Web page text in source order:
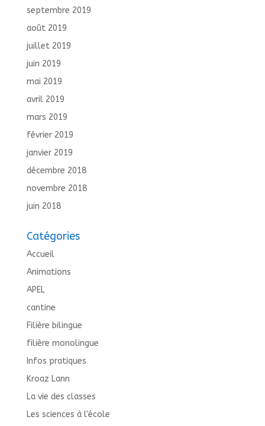
septembre 2019
août 2019
juillet 2019
juin 2019
mai 2019
avril 2019
mars 2019
février 2019
janvier 2019
décembre 2018
novembre 2018
juin 2018
Catégories
Accueil
Animations
APEL
cantine
Filière bilingue
filière monolingue
Infos pratiques
Kroaz Lann
La vie des classes
Les sciences à l'école